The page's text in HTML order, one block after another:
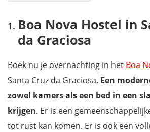
Inatel Graciosa in Santa Cruz da Graciosa
Casa do Paúl in Santa Cruz da Graciosa
Boina de Vento in Praia
Casa do Padre in Ribeira
Boa Nova Hostel in
da Graciosa
Boek nu je overnachting in het Boa
Santa Cruz da Graciosa. Een
zowel kamers als een bed in een
krijgen. Er is een
tot rust kan komen. Er is ook een